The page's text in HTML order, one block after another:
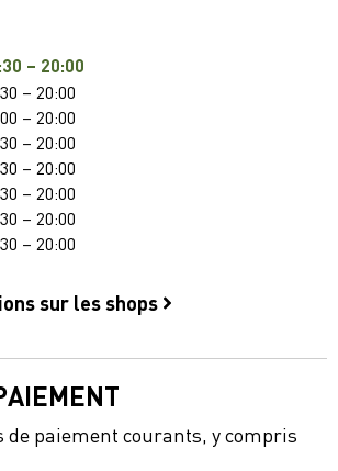
– 20:00
– 20:00
– 20:00
– 20:00
– 20:00
– 20:00
– 20:00
– 20:00
sur les shops
de paiement courants, y compris